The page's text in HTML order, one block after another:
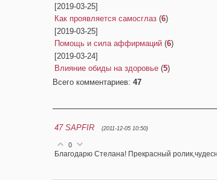
[2019-03-25]
Как проявляется самосглаз (6)
[2019-03-25]
Помощь и сила аффирмаций (6)
[2019-03-24]
Влияние обиды на здоровье (5)
Всего комментариев: 47
47 SAPFIR (2011-12-05 10:50)
0
Благодарю Стелана! Прекрасный